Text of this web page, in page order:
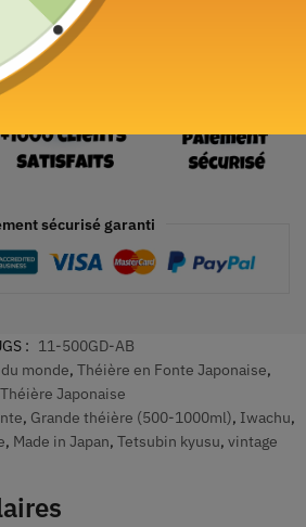
sécurisé garanti
: 11-500GD-AB
monde, Théière en Fonte Japonaise,
Théière Japonaise
, Grande théière (500-1000ml), Iwachu,
, Made in Japan, Tetsubin kyusu, vintage